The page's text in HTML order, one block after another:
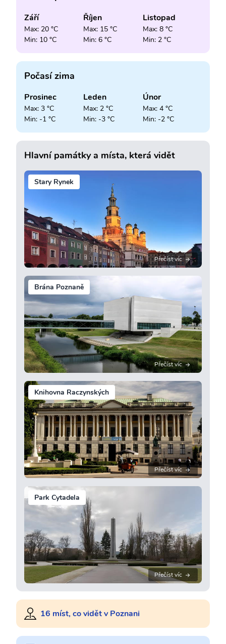
Září
Max: 20 °C
Min: 10 °C
Říjen
Max: 15 °C
Min: 6 °C
Listopad
Max: 8 °C
Min: 2 °C
Počasí zima
Prosinec
Max: 3 °C
Min: -1 °C
Leden
Max: 2 °C
Min: -3 °C
Únor
Max: 4 °C
Min: -2 °C
Hlavní památky a místa, která vidět
Stary Rynek
Přečíst víc
Brána Poznaně
Přečíst víc
Knihovna Raczynských
Přečíst víc
Park Cytadela
Přečíst víc
16 míst, co vidět v Poznani